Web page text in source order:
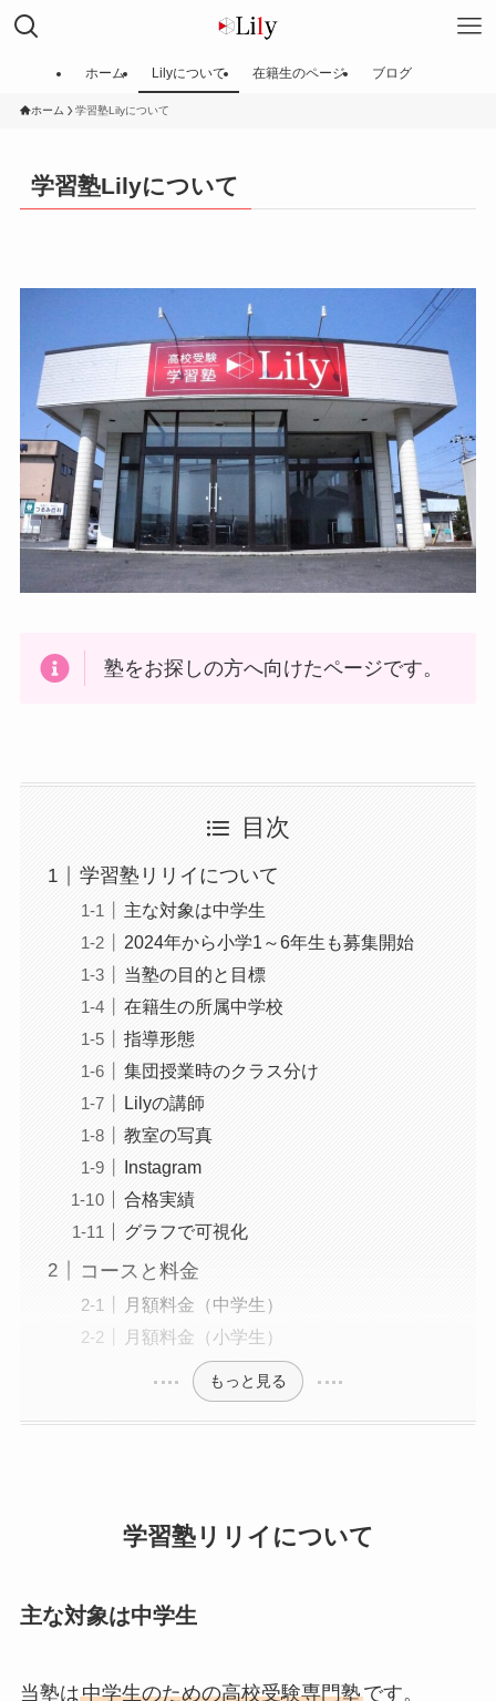
ホーム Lilyについて 在籍生のページ ブログ
ホーム 学習塾Lilyについて
学習塾Lilyについて
塾をお探しの方へ向けたページです。
目次
学習塾リリイについて
主な対象は中学生
2024年から小学1～6年生も募集開始
当塾の目的と目標
在籍生の所属中学校
指導形態
集団授業時のクラス分け
Lilyの講師
教室の写真
Instagram
合格実績
グラフで可視化
コースと料金
月額料金（中学生）
月額料金（小学生）
もっと見る
学習塾リリイについて
主な対象は中学生
当塾は中学生のための高校受験専門塾です。